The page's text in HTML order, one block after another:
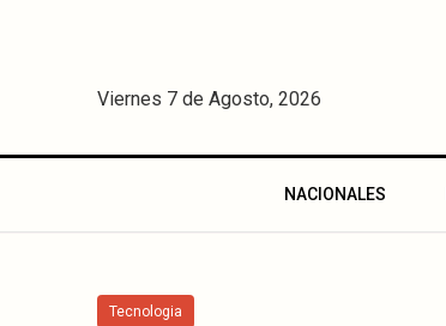
Viernes 7 de Agosto, 2026
NACIONALES
Tecnologia